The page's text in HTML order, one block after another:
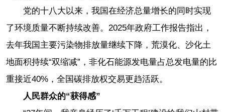
党的十八大以来，我国在经济总量增长的同时实现
了环境质量不断持续改善。2025年政府工作报告指出，
去年我国主要污染物排放量继续下降，荒漠化、沙化土
地面积持续“双缩减”，非化石能源发电量占总发电量的比
重接近40%，全国碳排放权交易更趋活跃。
人民群众的“获得感”